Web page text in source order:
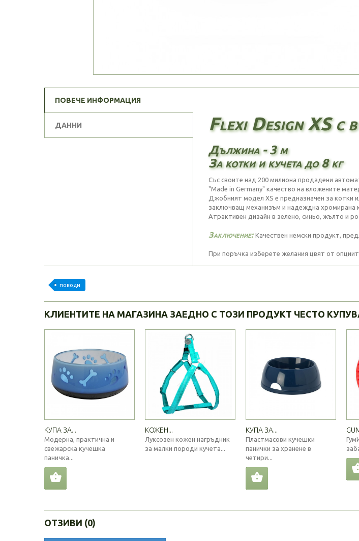
ПОВЕЧЕ ИНФОРМАЦИЯ
ДАННИ Flexi Design XS с
Дължина - 3 м
За котки и кучета до 8 кг
Със своите над 200 милиона продадени
"Made in Germany" качество на вложените
Джобният модел XS е предназначен за котки
заключващ механизъм и надеждна хромирана
Атрактивен дизайн в зелено, синьо, жълто и
Заключение: Качествен немски продукт,
При поръчка изберете желания цвят от
поводи
КЛИЕНТИТЕ НА МАГАЗИНА ЗАЕДНО С ТОЗИ ПРОДУКТ ЧЕСТО
КУПА ЗА...
Модерна, практична и
свежарска кучешка
паничка...
КОЖЕН...
Луксозен кожен нагръдник
за малки породи кучета...
КУПА ЗА...
Пластмасови кучешки
панички за хранене в
четири...
ОТЗИВИ (0)